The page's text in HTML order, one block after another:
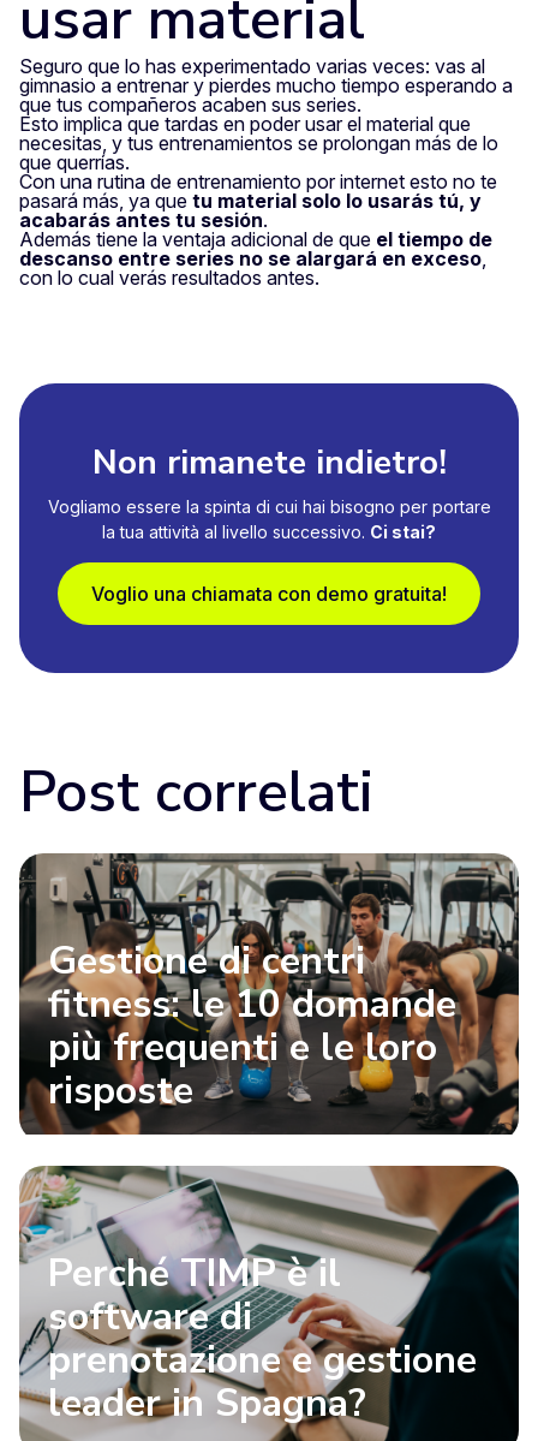
usar material
Seguro que lo has experimentado varias veces: vas al
gimnasio a entrenar y pierdes mucho tiempo esperando a
que tus compañeros acaben sus series.
Esto implica que tardas en poder usar el material que
necesitas, y tus entrenamientos se prolongan más de lo
que querrías.
Con una rutina de entrenamiento por internet esto no te
pasará más, ya que tu material solo lo usarás tú, y
acabarás antes tu sesión.
Además tiene la ventaja adicional de que el tiempo de
descanso entre series no se alargará en exceso,
con lo cual verás resultados antes.
Non rimanete indietro!
Vogliamo essere la spinta di cui hai bisogno per portare
la tua attività al livello successivo. Ci stai?
Voglio una chiamata con demo gratuita!
Post correlati
Gestione di centri
fitness: le 10 domande
più frequenti e le loro
risposte
Perché TIMP è il
software di
prenotazione e gestione
leader in Spagna?